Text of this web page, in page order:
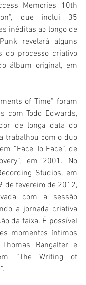
Memories 10th
que inclui 35
inéditas ao longo de
revelará alguns
do processo criativo
álbum original, em
of Time” foram
com Todd Edwards,
de longa data do
trabalhou com o duo
“Face To Face”, de
em 2001. No
Studios, em
de fevereiro de 2012,
com a sessão
a jornada criativa
da faixa. É possível
momentos íntimos
Bangalter e
“The Writing of